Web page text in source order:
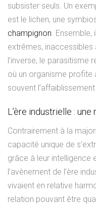
subsister seuls. Un
est le lichen, une
champignon. Ensemble,
extrêmes, inaccessibles
l’inverse, le parasitisme
où un organisme profite
souvent
L’ère industrielle :
Contrairement à la
capacité unique de
grâce à leur intelligence
l’avènement de l’ère
vivaient en relative
relation pouvant être